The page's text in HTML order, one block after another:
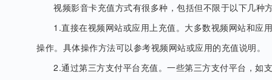
视频影音卡充值方式有很多种，包括但不限于以下几种
1.直接在视频网站或应用上充值。大多数视频网站和应
操作。具体操作方法可以参考视频网站或应用的充值说明。
2.通过第三方支付平台充值。一些第三方支付平台，如